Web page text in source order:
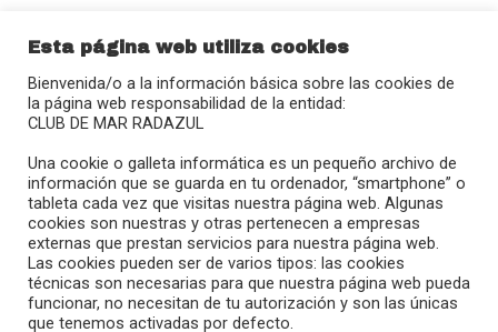
38109 – Radazul (El Rosario)
(+34) 922 680 908
radazul@clubmradazul.com
}
Esta página web utiliza cookies
Bienvenida/o a la información básica sobre las cookies de
la página web responsabilidad de la entidad:
CLUB DE MAR RADAZUL
Una cookie o galleta informática es un pequeño archivo de
información que se guarda en tu ordenador, “smartphone” o
tableta cada vez que visitas nuestra página web. Algunas
cookies son nuestras y otras pertenecen a empresas
externas que prestan servicios para nuestra página web.
Las cookies pueden ser de varios tipos: las cookies
técnicas son necesarias para que nuestra página web pueda
funcionar, no necesitan de tu autorización y son las únicas
que tenemos activadas por defecto.